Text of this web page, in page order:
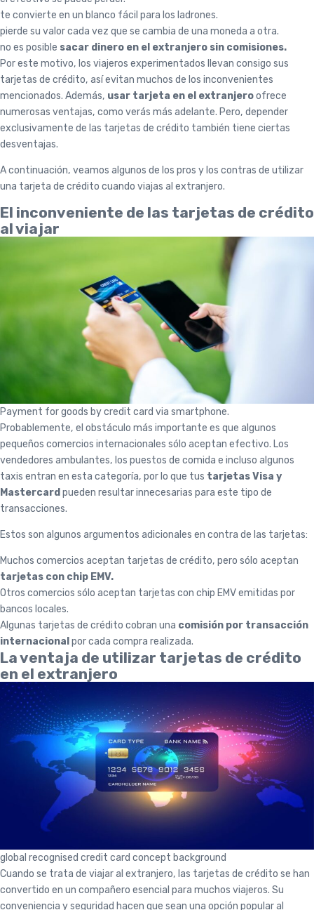
te convierte en un blanco fácil para los ladrones.
pierde su valor cada vez que se cambia de una moneda a otra.
no es posible sacar dinero en el extranjero sin comisiones.
Por este motivo, los viajeros experimentados llevan consigo sus
tarjetas de crédito, así evitan muchos de los inconvenientes
mencionados. Además, usar tarjeta en el extranjeroofrece
numerosas ventajas, como verás más adelante. Pero, depender
exclusivamente de las tarjetas de crédito también tiene ciertas
desventajas.
A continuación, veamos algunos de los pros y los contras de utilizar
una tarjeta de crédito cuando viajas al extranjero.
El inconveniente de las tarjetas de crédito
al viajar
Payment for goods by credit card via smartphone.
Probablemente, el obstáculo más importante es que algunos
pequeños comercios internacionales sólo aceptan efectivo. Los
vendedores ambulantes, los puestos de comida e incluso algunos
taxis entran en esta categoría, por lo que tus tarjetas Visa y
Mastercard pueden resultar innecesarias para este tipo de
transacciones.
Estos son algunos argumentos adicionales en contra de las tarjetas:
Muchos comercios aceptan tarjetas de crédito, pero sólo aceptan
tarjetas con chip EMV.
Otros comercios sólo aceptan tarjetas con chip EMV emitidas por
bancos locales.
Algunas tarjetas de crédito cobran una comisión por transacción
internacional por cada compra realizada.
La ventaja de utilizar tarjetas de crédito
en el extranjero
global recognised credit card concept background
Cuando se trata de viajar al extranjero, las tarjetas de crédito se han
convertido en un compañero esencial para muchos viajeros. Su
conveniencia y seguridad hacen que sean una opción popular al